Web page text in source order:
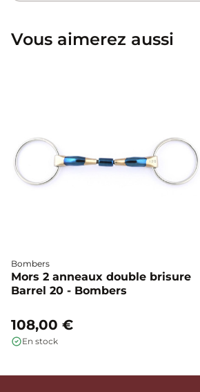
Vous aimerez aussi
Bombers
Mors 2 anneaux double brisure
Barrel 20 - Bombers
108,00 €
En stock